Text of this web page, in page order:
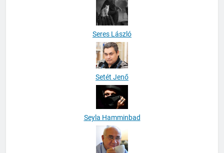
Seres László
Setét Jenő
Seyla Hamminbad